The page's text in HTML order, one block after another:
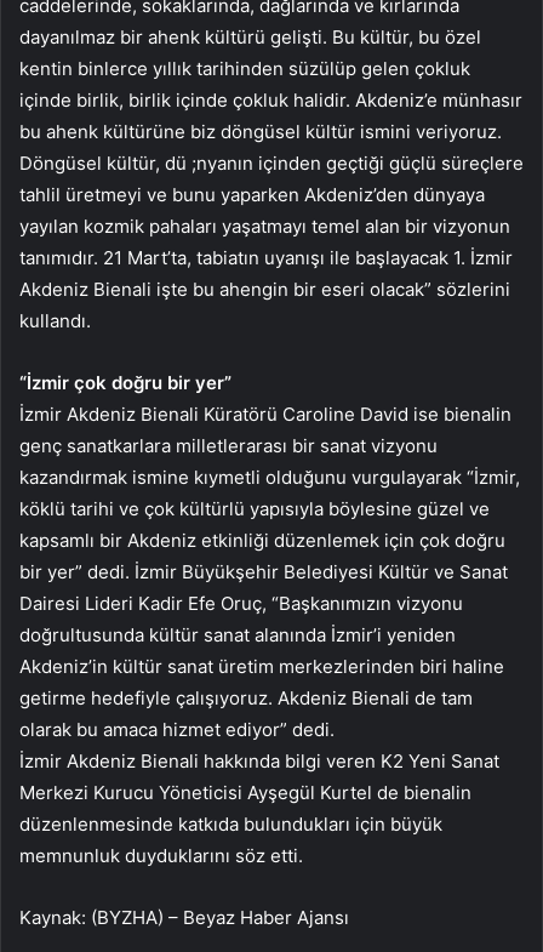
caddelerinde, sokaklarında, dağlarında ve kırlarında
dayanılmaz bir ahenk kültürü gelişti. Bu kültür, bu özel
kentin binlerce yıllık tarihinden süzülüp gelen çokluk
içinde birlik, birlik içinde çokluk halidir. Akdeniz’e münhasır
bu ahenk kültürüne biz döngüsel kültür ismini veriyoruz.
Döngüsel kültür, dü ;nyanın içinden geçtiği güçlü süreçlere
tahlil üretmeyi ve bunu yaparken Akdeniz’den dünyaya
yayılan kozmik pahaları yaşatmayı temel alan bir vizyonun
tanımıdır. 21 Mart’ta, tabiatın uyanışı ile başlayacak 1. İzmir
Akdeniz Bienali işte bu ahengin bir eseri olacak” sözlerini
kullandı.
“İzmir çok doğru bir yer”
İzmir Akdeniz Bienali Küratörü Caroline David ise bienalin
genç sanatkarlara milletlerarası bir sanat vizyonu
kazandırmak ismine kıymetli olduğunu vurgulayarak “İzmir,
köklü tarihi ve çok kültürlü yapısıyla böylesine güzel ve
kapsamlı bir Akdeniz etkinliği düzenlemek için çok doğru
bir yer” dedi. İzmir Büyükşehir Belediyesi Kültür ve Sanat
Dairesi Lideri Kadir Efe Oruç, “Başkanımızın vizyonu
doğrultusunda kültür sanat alanında İzmir’i yeniden
Akdeniz’in kültür sanat üretim merkezlerinden biri haline
getirme hedefiyle çalışıyoruz. Akdeniz Bienali de tam
olarak bu amaca hizmet ediyor” dedi.
İzmir Akdeniz Bienali hakkında bilgi veren K2 Yeni Sanat
Merkezi Kurucu Yöneticisi Ayşegül Kurtel de bienalin
düzenlenmesinde katkıda bulundukları için büyük
memnunluk duyduklarını söz etti.
Kaynak: (BYZHA) – Beyaz Haber Ajansı